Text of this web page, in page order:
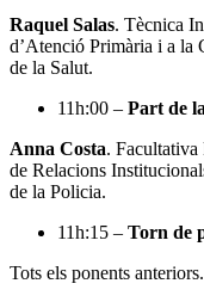
Raquel Salas. Tècnica
d’Atenció Primària i a la
de la Salut.
11h:00 – Part de
Anna Costa. Facultativa
de Relacions
de la Policia.
11h:15 – Torn de
Tots els ponents anteriors.